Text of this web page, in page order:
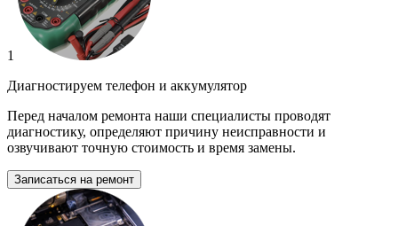
1
Диагностируем телефон и аккумулятор
Перед началом ремонта наши специалисты проводят
диагностику, определяют причину неисправности и
озвучивают точную стоимость и время замены.
Записаться на ремонт